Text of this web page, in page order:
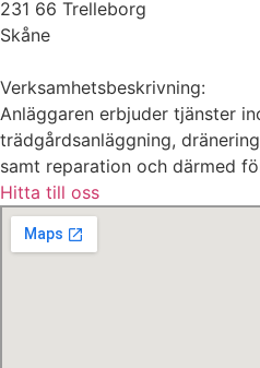
231 66 Trelleborg
Skåne
Verksamhetsbeskrivning:
Anläggaren erbjuder tjänster
trädgårdsanläggning,
samt reparation och därmed
Hitta till oss